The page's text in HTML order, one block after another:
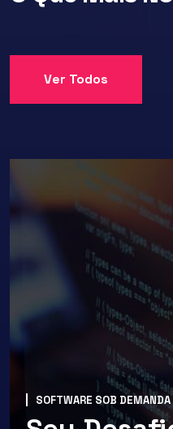
Ver Todos
SOFTWARE SOB DEMANDA